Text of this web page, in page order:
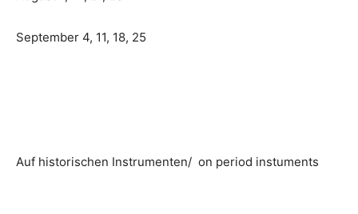
September 4, 11, 18, 25
Auf historischen Instrumenten/ on period instuments